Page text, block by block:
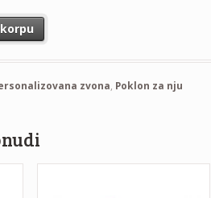
zvona, Poklon za nju